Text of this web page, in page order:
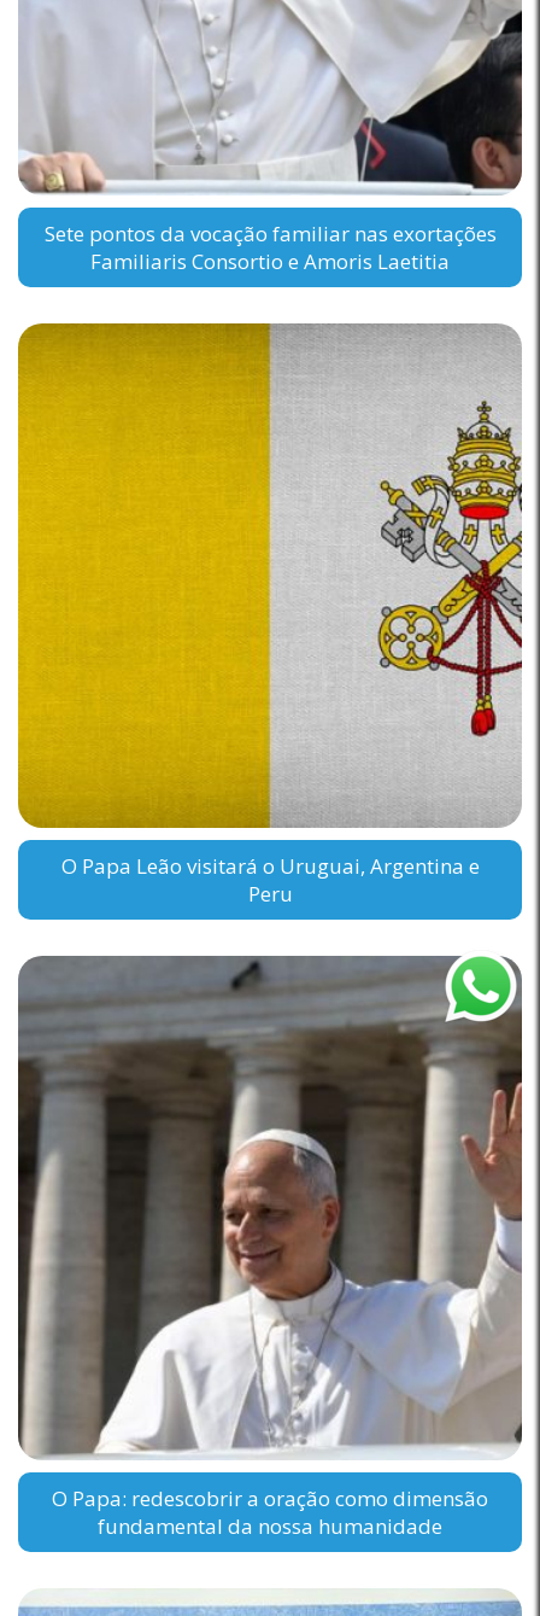
Sete pontos da vocação familiar nas exortações
Familiaris Consortio e Amoris Laetitia
O Papa Leão visitará o Uruguai, Argentina e
Peru
O Papa: redescobrir a oração como dimensão
fundamental da nossa humanidade